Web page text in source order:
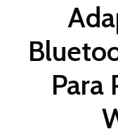
Para